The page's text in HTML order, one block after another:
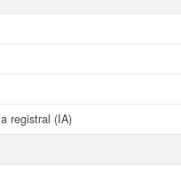
registral (IA)